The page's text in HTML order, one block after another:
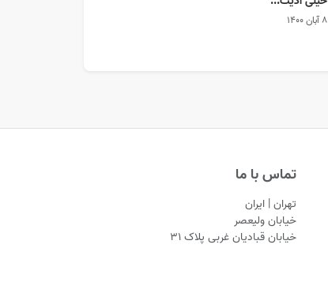
۸ آبان ۱۴۰۰
تماس با ما
تهران | ایران
خیابان ولیعصر
خیابان قبادیان غربی پلاک ۳۱